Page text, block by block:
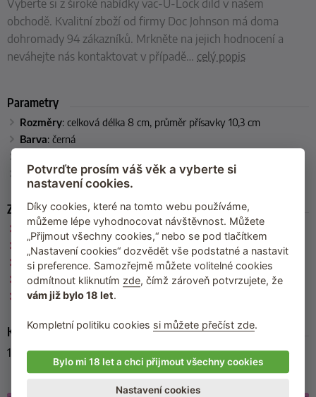
Vyberte si z široké nabídky vac-U-Lock dild v našem
obchodě. Kvalitní zboží od firmy Doc Johnson má doma
dohromady 94 zákazníků. Mrkněte na jejich hodnocení a
neváhejte nás kontaktovat v případě… celý popis
Parametry
Rozměry: celková délka 8 cm, průměr přísavky 10,3 cm
Barva: černá
Výrobce: Doc Johnson (USA)
Zařazeno
Vac-U-Lock by Doc Johnson
Doc Johnson
Vac-U-Lock
Dilda
Poslední kousky skladem
Kód produktu
116279-Black
Potvrďte prosím váš věk a vyberte si
nastavení cookies.
Díky cookies, které na tomto webu používáme,
můžeme lépe vyhodnocovat návštěvnost. Můžete
„Přijmout všechny cookies,“ nebo se pod tlačítkem
„Nastavení cookies“ dozvědět vše podstatné a nastavit
si preference. Samozřejmě můžete volitelné cookies
odmítnout kliknutím zde, čímž zároveň potvrzujete, že
vám již bylo 18 let.
Kompletní politiku cookies si můžete přečíst zde.
Bylo mi 18 let a chci přijmout všechny cookies
Nastavení cookies